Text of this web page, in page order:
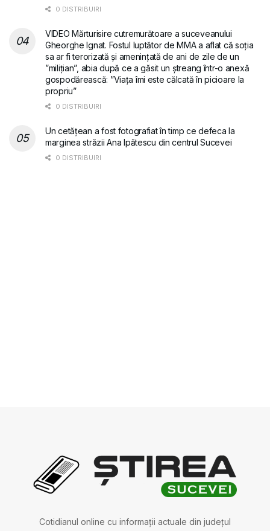
0 DISTRIBUIRI
VIDEO Mărturisire cutremurătoare a suceveanului
Gheorghe Ignat. Fostul luptător de MMA a aflat că soția
sa ar fi terorizată și amenințată de ani de zile de un
”milițian”, abia după ce a găsit un ștreang într-o anexă
gospodărească: ”Viața îmi este călcată în picioare la
propriu”
0 DISTRIBUIRI
Un cetățean a fost fotografiat în timp ce defeca la
marginea străzii Ana Ipătescu din centrul Sucevei
0 DISTRIBUIRI
Cotidianul online cu informații actuale din județul